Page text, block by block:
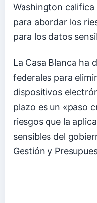
Washington
para abordar los
para los datos
La Casa Blanca ha
federales para
dispositivos
plazo es un «paso
riesgos que la
sensibles del
Gestión y